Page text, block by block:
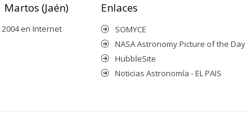
(Jaén)
en Internet
Enlaces
SOMYCE
NASA Astronomy Picture of the Day
HubbleSite
Noticias Astronomía - EL PAIS